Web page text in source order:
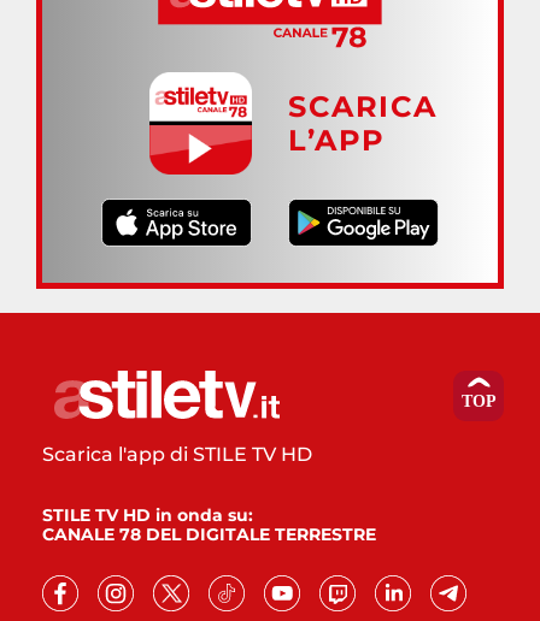
SCARICA
L’APP
Scarica l'app di STILE TV HD
STILE TV HD in onda su:
CANALE 78 DEL DIGITALE TERRESTRE